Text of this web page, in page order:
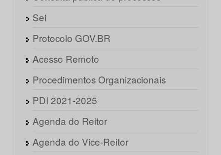
Sei
Protocolo GOV.BR
Acesso Remoto
Procedimentos Organizacionais
PDI 2021-2025
Agenda do Reitor
Agenda do Vice-Reitor